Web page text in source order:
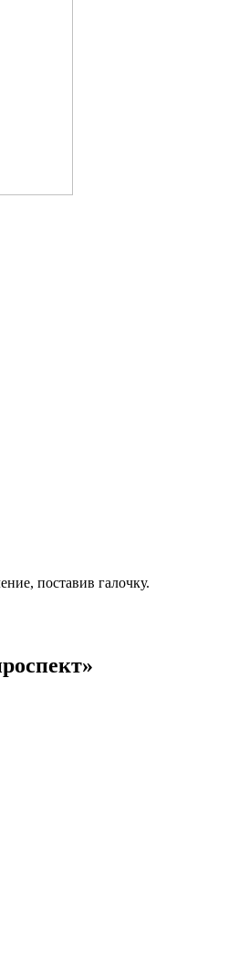
поставив галочку.